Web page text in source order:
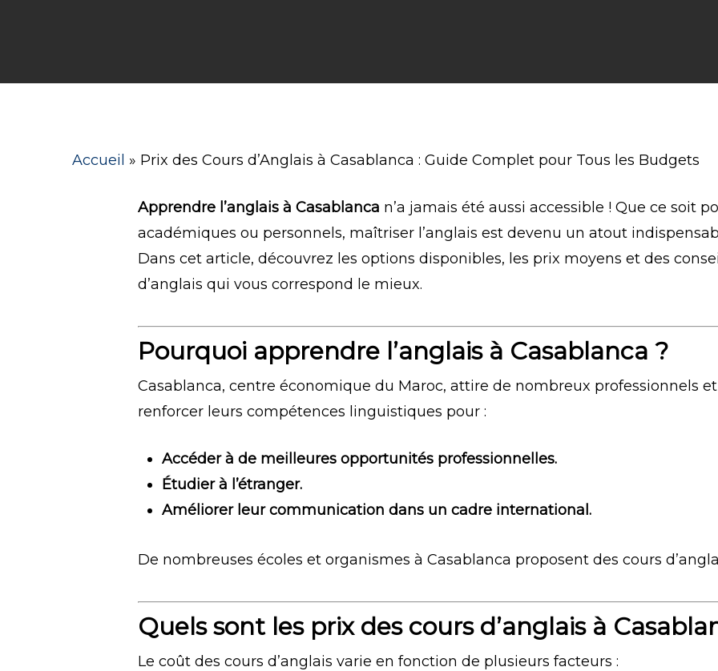
Accueil » Prix des Cours d’Anglais à Casablanca : Guide Complet pour Tous les Budgets
Apprendre l’anglais à Casablanca n’a jamais été aussi accessible ! Que ce soit
académiques ou personnels, maîtriser l’anglais est devenu un atout
Dans cet article, découvrez les options disponibles, les prix moyens et des
d’anglais qui vous correspond le mieux.
Pourquoi apprendre l’anglais à Casablanca ?
Casablanca, centre économique du Maroc, attire de nombreux professionnels
renforcer leurs compétences linguistiques pour :
Accéder à de meilleures opportunités professionnelles.
Étudier à l’étranger.
Améliorer leur communication dans un cadre international.
De nombreuses écoles et organismes à Casablanca proposent des cours
Quels sont les prix des cours d’anglais à
Le coût des cours d’anglais varie en fonction de plusieurs facteurs :